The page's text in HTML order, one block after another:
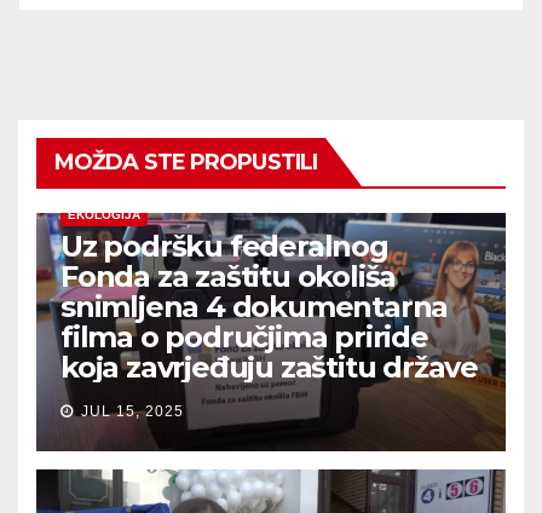
MOŽDA STE PROPUSTILI
EKOLOGIJA
Uz podršku federalnog
Fonda za zaštitu okoliša
snimljena 4 dokumentarna
filma o područjima priride
koja zavrjeđuju zaštitu države
JUL 15, 2025